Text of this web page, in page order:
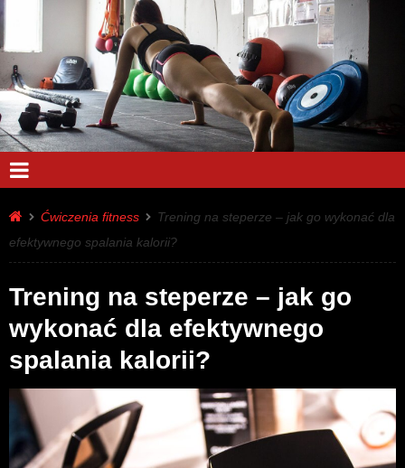
Ćwiczenia fitness
Trening na steperze – jak go wykonać dla
efektywnego spalania kalorii?
Trening na steperze – jak go
wykonać dla efektywnego
spalania kalorii?